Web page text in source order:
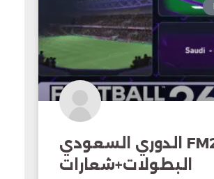
الدوري السعودي FM26 +
البطولات+شعارات